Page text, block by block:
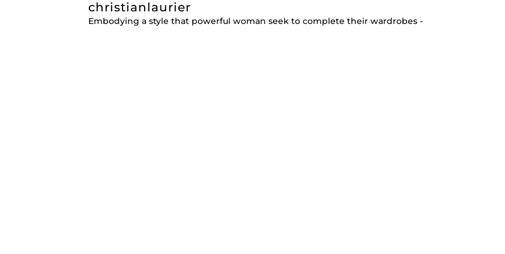
christianlaurier
Embodying a style that powerful woman seek to complete their wardrobes -